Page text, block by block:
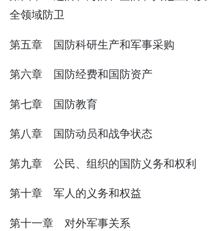
全领域防卫
第五章 国防科研生产和军事采购
第六章 国防经费和国防资产
第七章 国防教育
第八章 国防动员和战争状态
第九章 公民、组织的国防义务和权利
第十章 军人的义务和权益
第十一章 对外军事关系